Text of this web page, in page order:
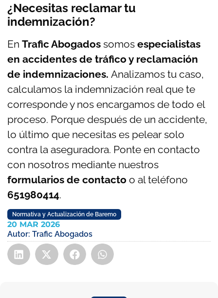
Normativa y Actualización de Baremo
20 MAR 2026
Autor: Trafic Abogados
¿Necesitas reclamar tu
indemnización?
En Trafic Abogados somos especialistas
en accidentes de tráfico y reclamación
de indemnizaciones. Analizamos tu caso,
calculamos la indemnización real que te
corresponde y nos encargamos de todo el
proceso. Porque después de un accidente,
lo último que necesitas es pelear solo
contra la aseguradora. Ponte en contacto
con nosotros mediante nuestros
formularios de contacto o al teléfono
651980414.